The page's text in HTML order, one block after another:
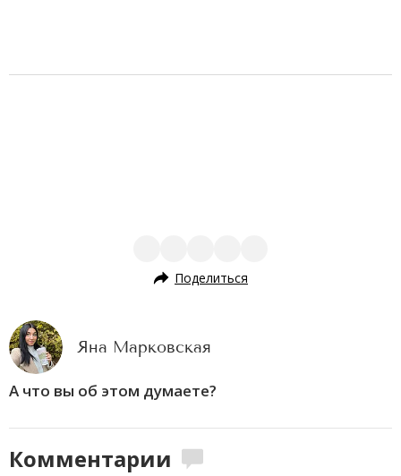
Поделиться
Яна Марковская
А что вы об этом думаете?
Комментарии